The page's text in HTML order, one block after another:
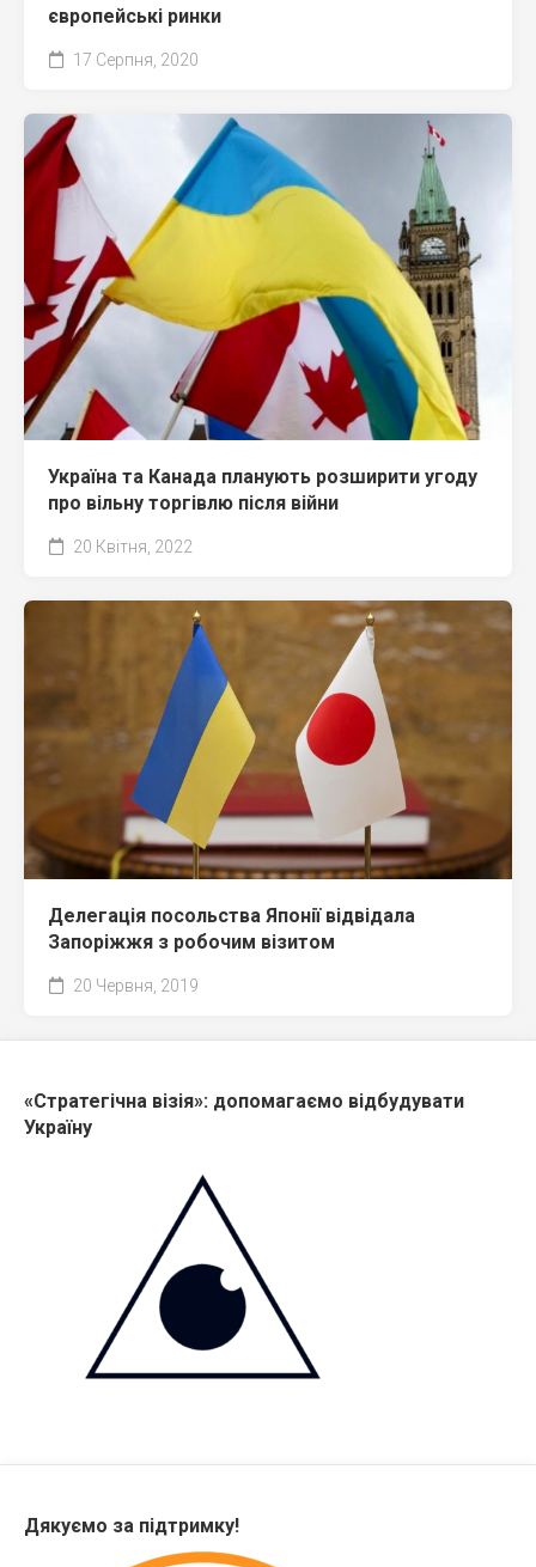
європейські ринки
17 Серпня, 2020
Україна та Канада планують розширити угоду
про вільну торгівлю після війни
20 Квітня, 2022
Делегація посольства Японії відвідала
Запоріжжя з робочим візитом
20 Червня, 2019
«Стратегічна візія»: допомагаємо відбудувати
Україну
Дякуємо за підтримку!